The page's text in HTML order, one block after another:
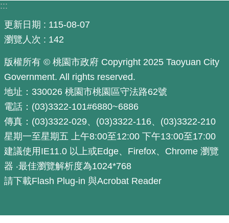
認
我
們
訊
息
公
告
業
務
:::
更新日期
115-08-07
瀏覽人次
142
版權所有 © 桃園市政府 Copyright 2025 Taoyuan City
Government. All rights reserved.
地址：330026 桃園市桃園區守法路62號
電話：(03)3322-101#6880~6886
傳真：(03)3322-029、(03)3322-116、(03)3322-210
星期一至星期五 上午8:00至12:00 下午13:00至17:00
建議使用IE11.0 以上或Edge、Firefox、Chrome 瀏覽
器 ‧最佳瀏覽解析度為1024*768
請下載Flash Plug-in 與Acrobat Reader